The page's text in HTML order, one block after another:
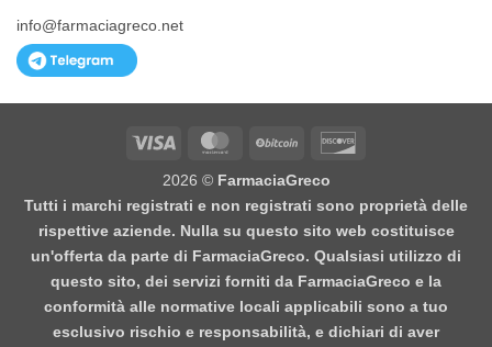
info@farmaciagreco.net
Visa MasterCardBitCoin
2026 © FarmaciaGreco
Tutti i marchi registrati e non registrati sono proprietà delle
rispettive aziende. Nulla su questo sito web costituisce
un'offerta da parte di FarmaciaGreco. Qualsiasi utilizzo di
questo sito, dei servizi forniti da FarmaciaGreco e la
conformità alle normative locali applicabili sono a tuo
esclusivo rischio e responsabilità, e dichiari di aver